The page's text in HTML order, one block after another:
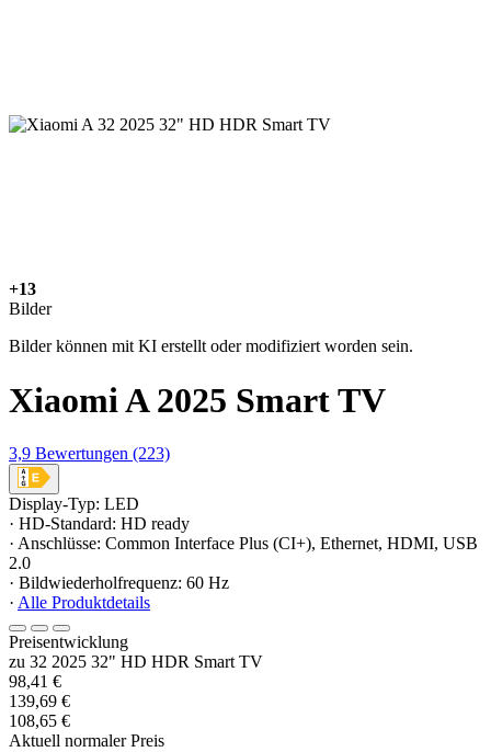
+13
Bilder
Bilder können mit KI erstellt oder modifiziert worden sein.
Xiaomi A 2025 Smart TV
3,9 Bewertungen (223)
Display-Typ: LED
· HD-Standard: HD ready
· Anschlüsse: Common Interface Plus (CI+), Ethernet, HDMI, USB
2.0
· Bildwiederholfrequenz: 60 Hz
· Alle Produktdetails
Preisentwicklung
zu 32 2025 32" HD HDR Smart TV
98,41 €
139,69 €
108,65 €
Aktuell normaler Preis